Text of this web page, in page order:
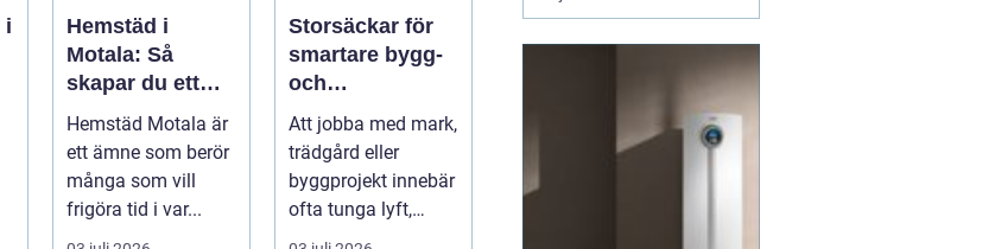
Hemstäd i
Motala: Så
skapar du ett
rent hem utan
stress
Hemstäd Motala är
ett ämne som berör
många som vill
frigöra tid i var...
Storsäckar för
smartare bygg-
och
trädgårdsprojekt
Att jobba med mark,
trädgård eller
byggprojekt innebär
ofta tunga lyft,
mycket logis...
billigt eller renoveras?
möbelrenovering istället
för nyköp. Resultatet blir
ofta både mer personligt,